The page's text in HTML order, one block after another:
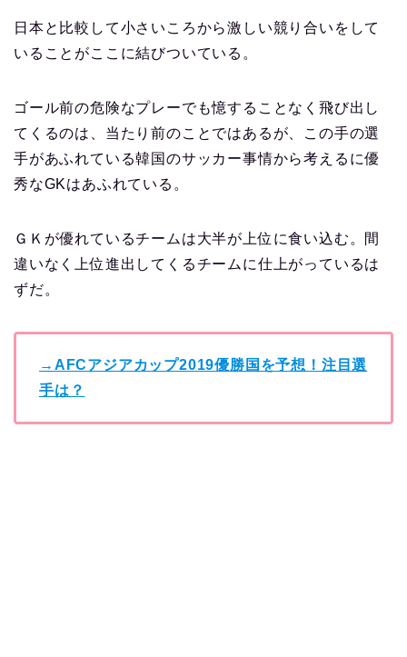
日本と比較して小さいころから激しい競り合いをして
いることがここに結びついている。
ゴール前の危険なプレーでも憶することなく飛び出し
てくるのは、当たり前のことではあるが、この手の選
手があふれている韓国のサッカー事情から考えるに優
秀なGKはあふれている。
ＧＫが優れているチームは大半が上位に食い込む。間
違いなく上位進出してくるチームに仕上がっているは
ずだ。
→AFCアジアカップ2019優勝国を予想！注目選
手は？